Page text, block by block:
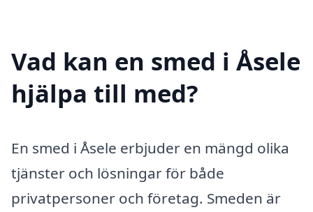
Vad kan en smed i Åsele
hjälpa till med?
En smed i Åsele erbjuder en mängd olika
tjänster och lösningar för både
privatpersoner och företag. Smeden är